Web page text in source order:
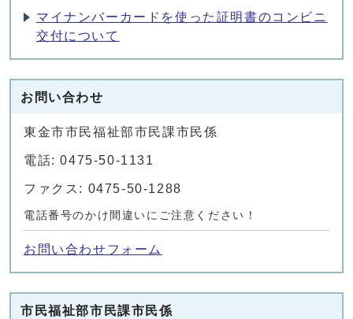
マイナンバーカードを使った証明書のコンビニ
交付について
お問い合わせ
東金市市民福祉部市民課市民係
電話: 0475-50-1131
ファクス: 0475-50-1288
電話番号のかけ間違いにご注意ください！
お問い合わせフォーム
市民福祉部市民課市民係